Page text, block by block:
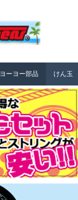
ヨーヨー部品 けん玉